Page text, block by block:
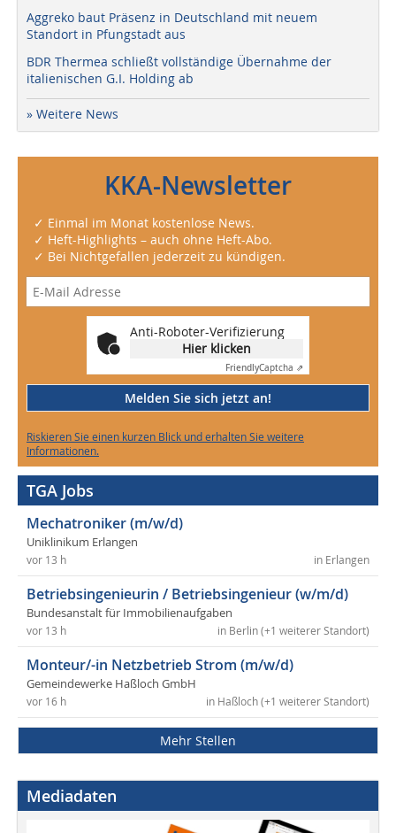
Aggreko baut Präsenz in Deutschland mit neuem
Standort in Pfungstadt aus
BDR Thermea schließt vollständige Übernahme der
italienischen G.I. Holding ab
» Weitere News
KKA-Newsletter
✓ Einmal im Monat kostenlose News.
✓ Heft-Highlights – auch ohne Heft-Abo.
✓ Bei Nichtgefallen jederzeit zu kündigen.
Anti-Roboter-Verifizierung
Hier klicken
FriendlyCaptcha ⇗
Melden Sie sich jetzt an!
Riskieren Sie einen kurzen Blick und erhalten Sie weitere
Informationen.
TGA Jobs
Mechatroniker (m/w/d)
Uniklinikum Erlangen
in Erlangen
vor 13 h
Betriebsingenieurin / Betriebsingenieur (w/m/d)
Bundesanstalt für Immobilienaufgaben
in Berlin (+1 weiterer Standort)
vor 13 h
Monteur/-in Netzbetrieb Strom (m/w/d)
Gemeindewerke Haßloch GmbH
in Haßloch (+1 weiterer Standort)
vor 16 h
Mehr Stellen
Mediadaten